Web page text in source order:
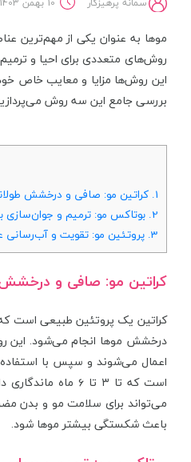
موها به عنوان یکی از مهم‌ترین
روش‌های متعددی برای احیا و
این روش‌ها مزایا و معایب خاص خود
بررسی جامع این سه روش
1. کراتین مو: صافی و درخشش
2. بوتاکس مو: ترمیم و جوان‌سازی
3. پروتئین مو: تقویت و آب‌رسانی
کراتین مو: صافی و
کراتین یک پروتئین طبیعی است
درخشش موها انجام می‌شود. این
اعمال می‌شوند و سپس با استفاده
است که تا ۳ تا ۶
می‌تواند برای سلامت مو و بدن
باعث شکستگی بیشتر موها شود.